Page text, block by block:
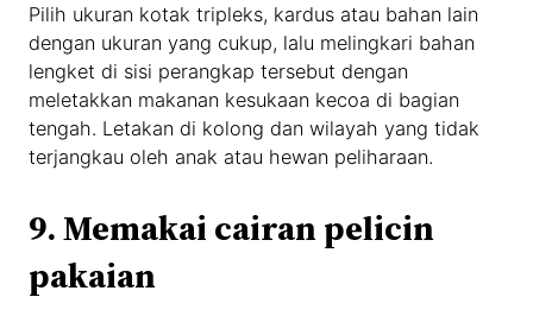
Pilih ukuran kotak tripleks, kardus atau bahan lain
dengan ukuran yang cukup, lalu melingkari bahan
lengket di sisi perangkap tersebut dengan
meletakkan makanan kesukaan kecoa di bagian
tengah. Letakan di kolong dan wilayah yang tidak
terjangkau oleh anak atau hewan peliharaan.
9. Memakai cairan pelicin
pakaian